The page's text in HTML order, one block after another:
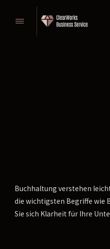
Buchhaltung verstehen
die wichtigsten Begriffe wie
Sie sich Klarheit für Ihre